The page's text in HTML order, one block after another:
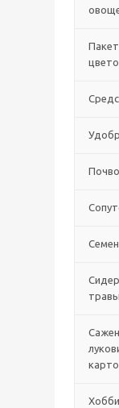
травы